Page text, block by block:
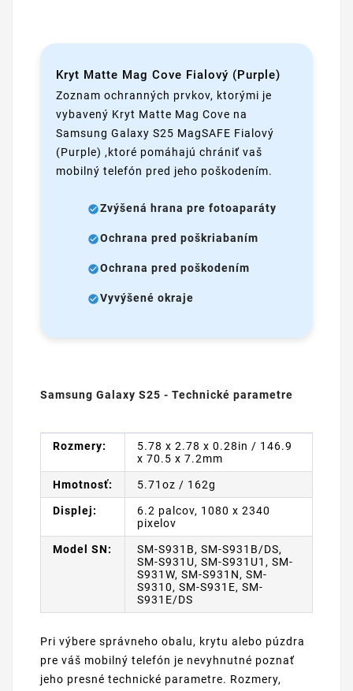
Kryt Matte Mag Cove Fialový (Purple)
Zoznam ochranných prvkov, ktorými je
vybavený Kryt Matte Mag Cove na
Samsung Galaxy S25 MagSAFE Fialový
(Purple) ,ktoré pomáhajú chrániť vaš
mobilný telefón pred jeho poškodením.
Zvýšená hrana pre fotoaparáty
Ochrana pred poškriabaním
Ochrana pred poškodením
Vyvýšené okraje
Samsung Galaxy S25 - Technické parametre
Rozmery:
5.78 x 2.78 x 0.28in / 146.9
x 70.5 x 7.2mm
Hmotnosť: 5.71oz / 162g
Displej:
6.2 palcov, 1080 x 2340
pixelov
Model SN:
SM-S931B, SM-S931B/DS,
SM-S931U, SM-S931U1, SM-
S931W, SM-S931N, SM-
S9310, SM-S931E, SM-
S931E/DS
Pri výbere správneho obalu, krytu alebo púzdra
pre váš mobilný telefón je nevyhnutné poznať
jeho presné technické parametre. Rozmery,